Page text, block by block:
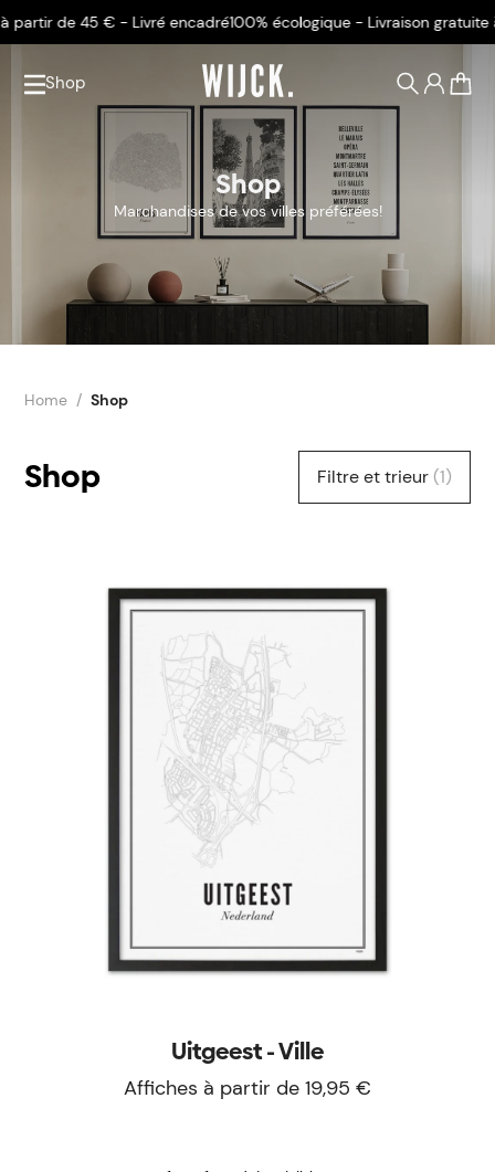
de 45 € - Livré encadré100% écologique - Livraison gratuite à
Shop
Shop
Marchandises de vos villes préférées!
Home Shop
Shop Filtre et trieur (1)
Uitgeest - Ville
Affiches à partir de 19,95 €